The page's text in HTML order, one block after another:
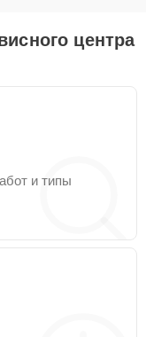
центра
и типы